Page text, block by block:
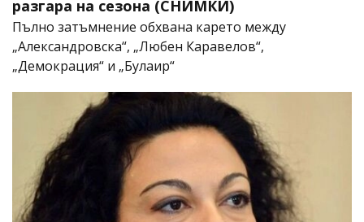
разгара на сезона (СНИМКИ)
Пълно затъмнение обхвана карето между
„Александровска“, „Любен Каравелов“,
„Демокрация“ и „Булаир“